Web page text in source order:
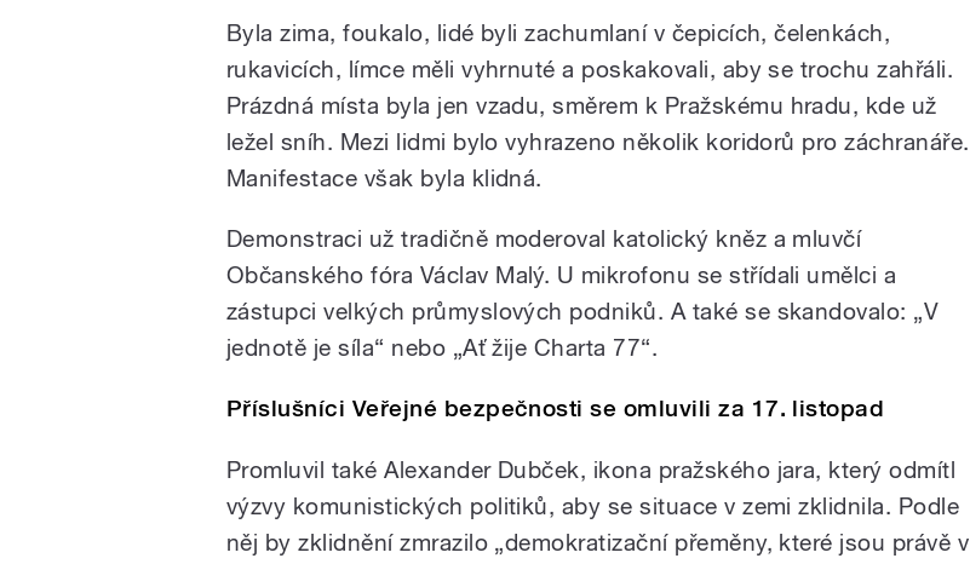
listopadu 1989 Ladislava Adamce, který
odmítl generální
Byla zima, foukalo, lidé byli zachumlaní v čepicích, čelenkách,
rukavicích, límce měli vyhrnuté a poskakovali, aby se trochu zahřáli.
Prázdná místa byla jen vzadu, směrem k Pražskému hradu, kde už
ležel sníh. Mezi lidmi bylo vyhrazeno několik koridorů pro záchranáře.
Manifestace však byla klidná.
Demonstraci už tradičně moderoval katolický kněz a mluvčí
Občanského fóra Václav Malý. U mikrofonu se střídali umělci a
zástupci velkých průmyslových podniků. A také se skandovalo: „V
jednotě je síla“ nebo „Ať žije Charta 77“.
Příslušníci Veřejné bezpečnosti se omluvili za 17. listopad
Promluvil také Alexander Dubček, ikona pražského jara, který odmítl
výzvy komunistických politiků, aby se situace v zemi zklidnila. Podle
něj by zklidnění zmrazilo „demokratizační přeměny, které jsou právě v